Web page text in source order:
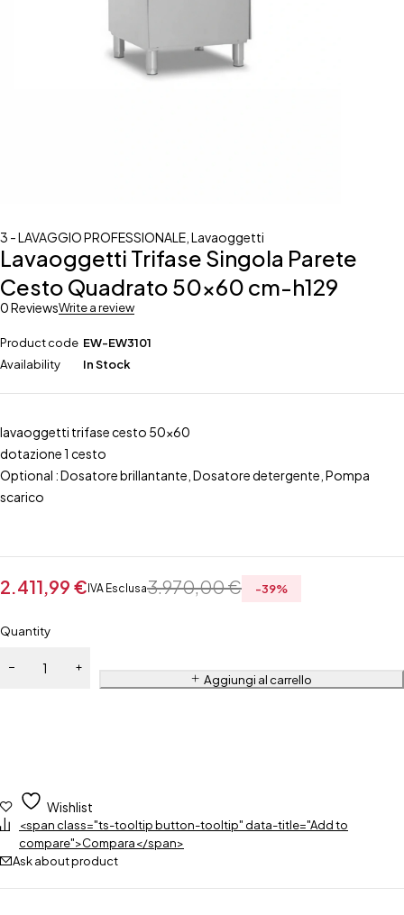
3 - LAVAGGIO PROFESSIONALE Lavaoggetti
Lavaoggetti Trifase Singola Parete
Cesto Quadrato 50×60 cm-h129
0 ReviewsWrite a review
Product code EW-EW3101
Availability
In Stock
lavaoggetti trifase cesto 50×60
dotazione 1 cesto
Optional : Dosatore brillantante, Dosatore detergente, Pompa
scarico
3.970,00€
2.411,99 € IVA Esclusa -39%
Quantity
Aggiungi al carrello
Wishlist
<span class="ts-tooltip button-tooltip" data-title="Add to
compare">Compara</span>
Ask about product